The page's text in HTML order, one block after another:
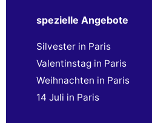
spezielle Angebote
Silvester in Paris
Valentinstag in Paris
Weihnachten in Paris
14 Juli in Paris